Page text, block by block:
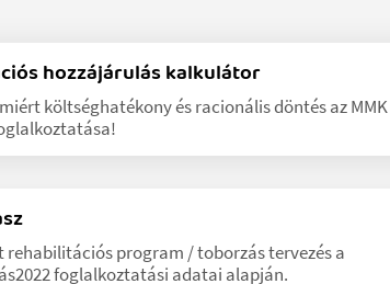
hozzájárulás kalkulátor
költséghatékony és racionális döntés az MMK
rehabilitációs program / toborzás tervezés a
foglalkoztatási adatai alapján.